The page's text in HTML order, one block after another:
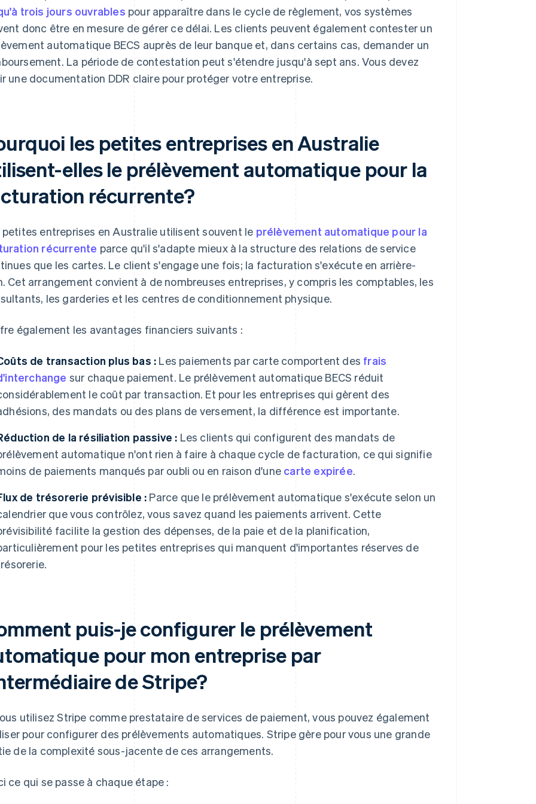
trois jours ouvrables pour apparaître dans le cycle de règlement, vos systèmes
donc être en mesure de gérer ce délai. Les clients peuvent également contester un
automatique BECS auprès de leur banque et, dans certains cas, demander un
La période de contestation peut s'étendre jusqu'à sept ans. Vous devez
une documentation DDR claire pour protéger votre entreprise.
les petites entreprises en Australie
elles le prélèvement automatique pour la
récurrente?
petites entreprises en Australie utilisent souvent le prélèvement automatique pour la
récurrente parce qu'il s'adapte mieux à la structure des relations de service
que les cartes. Le client s'engage une fois; la facturation s'exécute en arrière-
Cet arrangement convient à de nombreuses entreprises, y compris les comptables, les
les garderies et les centres de conditionnement physique.
également les avantages financiers suivants :
de transaction plus bas : Les paiements par carte comportent des frais
sur chaque paiement. Le prélèvement automatique BECS réduit
le coût par transaction. Et pour les entreprises qui gèrent des
des mandats ou des plans de versement, la différence est importante.
de la résiliation passive : Les clients qui configurent des mandats de
automatique n'ont rien à faire à chaque cycle de facturation, ce qui signifie
de paiements manqués par oubli ou en raison d'une carte expirée.
de trésorerie prévisible : Parce que le prélèvement automatique s'exécute selon un
que vous contrôlez, vous savez quand les paiements arrivent. Cette
facilite la gestion des dépenses, de la paie et de la planification,
pour les petites entreprises qui manquent d'importantes réserves de
puis-je configurer le prélèvement
pour mon entreprise par
de Stripe?
utilisez Stripe comme prestataire de services de paiement, vous pouvez également
pour configurer des prélèvements automatiques. Stripe gère pour vous une grande
de la complexité sous-jacente de ces arrangements.
ce qui se passe à chaque étape :